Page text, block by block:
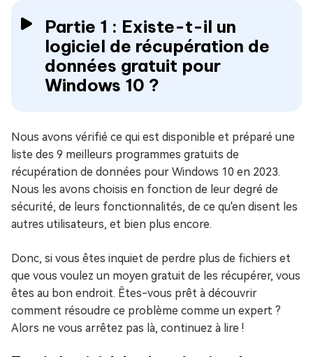
Partie 1 : Existe-t-il un
logiciel de récupération de
données gratuit pour
Windows 10 ?
Nous avons vérifié ce qui est disponible et préparé une
liste des 9 meilleurs programmes gratuits de
récupération de données pour Windows 10 en 2023.
Nous les avons choisis en fonction de leur degré de
sécurité, de leurs fonctionnalités, de ce qu'en disent les
autres utilisateurs, et bien plus encore.
Donc, si vous êtes inquiet de perdre plus de fichiers et
que vous voulez un moyen gratuit de les récupérer, vous
êtes au bon endroit. Êtes-vous prêt à découvrir
comment résoudre ce problème comme un expert ?
Alors ne vous arrêtez pas là, continuez à lire !